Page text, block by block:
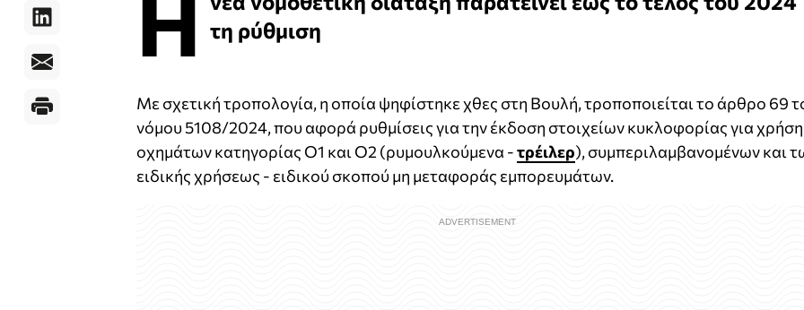
Η τη ρύθμιση
Με σχετική τροπολογία, η οποία ψηφίστηκε χθες στη Βουλή, τροποποιείται το άρθρο 69
νόμου 5108/2024, που αφορά ρυθμίσεις για την έκδοση στοιχείων κυκλοφορίας για χρήση
οχημάτων κατηγορίας Ο1 και Ο2 (ρυμουλκούμενα -τρέιλερ), συμπεριλαμβανομένων και
ειδικής χρήσεως - ειδικού σκοπού μη μεταφοράς εμπορευμάτων.